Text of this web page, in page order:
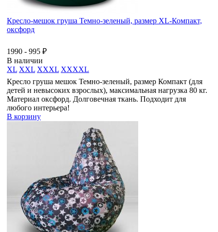
Кресло-мешок груша Темно-зеленый, размер XL-Компакт,
оксфорд
1990 - 995 ₽
В наличии
XL XXL XXXL XXXXL
Кресло груша мешок Темно-зеленый, размер Компакт (для
детей и невысоких взрослых), максимальная нагрузка 80 кг.
Материал оксфорд. Долговечная ткань. Подходит для
любого интерьера!
В корзину